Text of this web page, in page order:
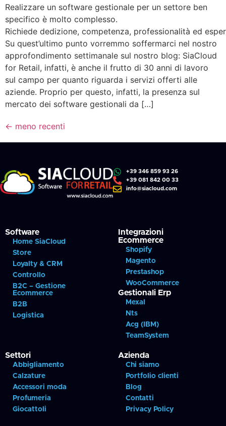
Realizzare un software gestionale per un settore ben
specifico è molto complesso.
Richiede dedizione, competenza, professionalità ed
Su quest’ultimo punto vorremmo soffermarci nel nostro
approfondimento settimanale sul nostro blog: SiaCloud
for Retail, infatti, è anche il frutto di 30 anni di lavoro
sul campo per quanto riguarda i servizi offerti alle
aziende. Proprio per questo, infatti, la presenza sul
mercato dei software gestionali da […]
← meno recenti
+39 346 859 93 26
+39 081 842 00 33
info@siacloud.com
Software
Home SiaCloud
Store
Loyalty & CRM
Controllo
B2C – Gestione
Ecommerce
B2B
Logistica
Integrazioni
Ecommerce
Shopify
Magento
Prestashop
WooCommerce
Gestionali Erp
Mexal
Nts
Acg (IBM)
TeamSystem
Settori
Abbigliamento
Calzature
Accessori moda
Profumeria
Giocattoli
Azienda
Chi siamo
Portfolio clienti
Blog
Contatti
Privacy Policy